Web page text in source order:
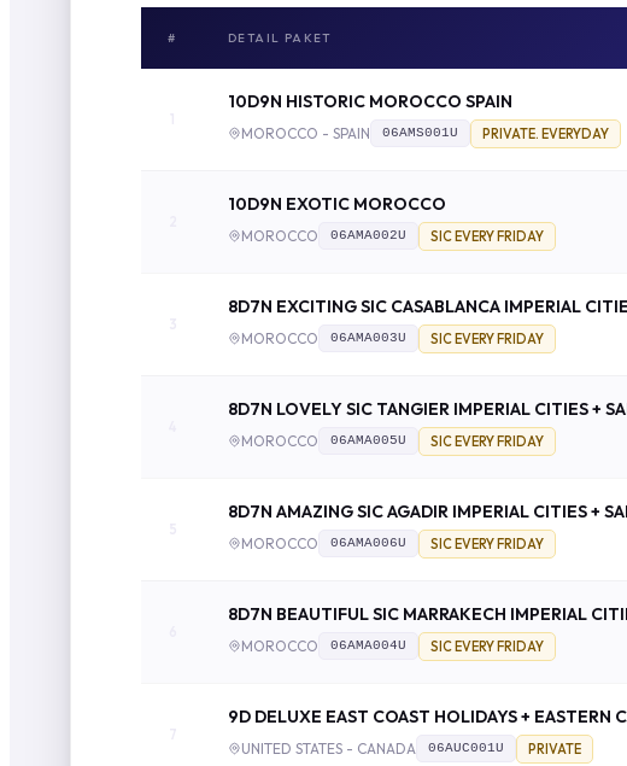
# DETAIL PAKET
10D9N HISTORIC MOROCCO SPAIN
MOROCCO - SPAIN 06AMS001U PRIVATE. EVERYDAY
10D9N EXOTIC MOROCCO
MOROCCO 06AMA002U SIC EVERY FRIDAY
8D7N EXCITING SIC CASABLANCA IMPERIAL
MOROCCO 06AMA003U SIC EVERY FRIDAY
8D7N LOVELY SIC TANGIER IMPERIAL CITIES +
MOROCCO 06AMA005U SIC EVERY FRIDAY
8D7N AMAZING SIC AGADIR IMPERIAL CITIES +
MOROCCO 06AMA006U SIC EVERY FRIDAY
8D7N BEAUTIFUL SIC MARRAKECH IMPERIAL
MOROCCO 06AMA004U SIC EVERY FRIDAY
9D DELUXE EAST COAST HOLIDAYS + EASTERN
UNITED STATES - CANADA 06AUC001U PRIVATE